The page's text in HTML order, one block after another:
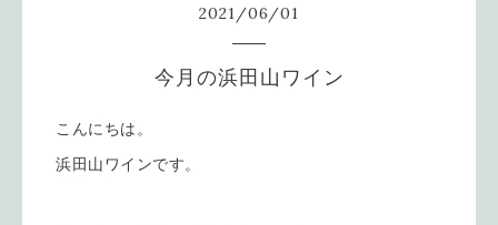
2021/06/01
今月の浜田山ワイン
こんにちは。
浜田山ワインです。